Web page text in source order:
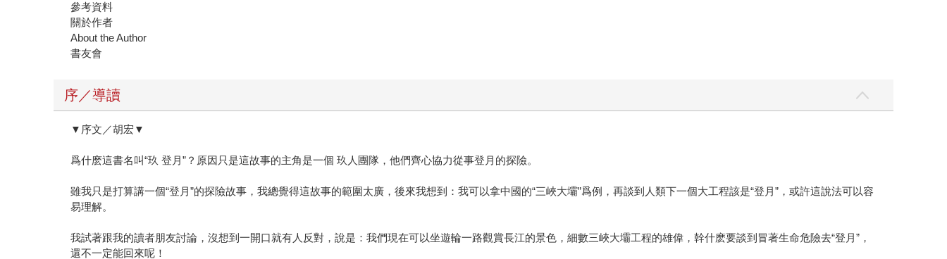
參考資料
關於作者
About the Author
書友會
序／導讀
▼序文／胡宏▼
爲什麽這書名叫“玖 登月”？原因只是這故事的主角是一個 玖人團隊，他們齊心協力從事登月的探險。
雖我只是打算講一個“登月”的探險故事，我總覺得這故事的範圍太廣，後來我想到：我可以拿中國的“三峽大壩”爲例，再談到人類下一個大工程該是“登月”，或許這說法可以容
易理解。
我試著跟我的讀者朋友討論，沒想到一開口就有人反對，說是：我們現在可以坐遊輪一路觀賞長江的景色，細數三峽大壩工程的雄偉，幹什麽要談到冒著生命危險去“登月”，
還不一定能回來呢！